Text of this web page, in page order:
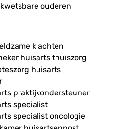
ouderen
klachten
huisarts thuiszorg
huisarts
praktijkondersteuner
specialist
specialist oncologie